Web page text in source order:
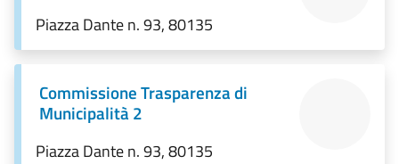
Piazza Dante n. 93, 80135
Commissione Trasparenza di
Municipalità 2
Piazza Dante n. 93, 80135